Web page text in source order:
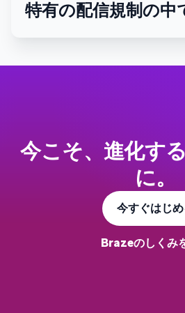
特有の配信規制の中
今こそ、進化す
に。
今すぐはじ
Brazeのしくみ